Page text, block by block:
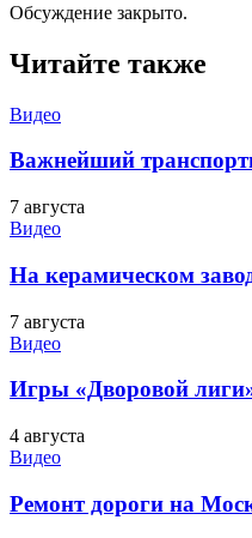
Обсуждение закрыто.
Читайте также
Видео
Важнейший
7 августа
Видео
На керамическом
7 августа
Видео
Игры «Дворовой
4 августа
Видео
Ремонт дороги на